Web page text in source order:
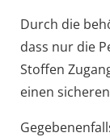
Durch die
dass nur die
Stoffen
einen